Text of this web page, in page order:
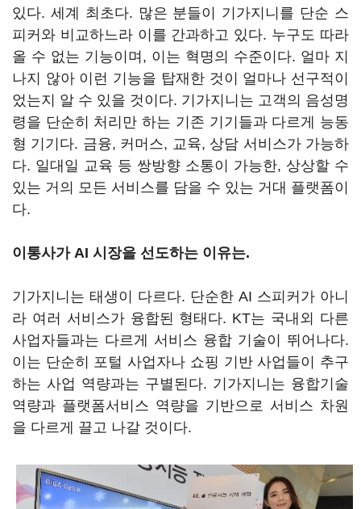
있다. 세계 최초다. 많은 분들이 기가지니를 단순 스
피커와 비교하느라 이를 간과하고 있다. 누구도 따라
올 수 없는 기능이며, 이는 혁명의 수준이다. 얼마 지
나지 않아 이런 기능을 탑재한 것이 얼마나 선구적이
었는지 알 수 있을 것이다. 기가지니는 고객의 음성명
령을 단순히 처리만 하는 기존 기기들과 다르게 능동
형 기기다. 금융, 커머스, 교육, 상담 서비스가 가능하
다. 일대일 교육 등 쌍방향 소통이 가능한, 상상할 수
있는 거의 모든 서비스를 담을 수 있는 거대 플랫폼이
다.
이통사가 AI 시장을 선도하는 이유는.
기가지니는 태생이 다르다. 단순한 AI 스피커가 아니
라 여러 서비스가 융합된 형태다. KT는 국내외 다른
사업자들과는 다르게 서비스 융합 기술이 뛰어나다.
이는 단순히 포털 사업자나 쇼핑 기반 사업들이 추구
하는 사업 역량과는 구별된다. 기가지니는 융합기술
역량과 플랫폼서비스 역량을 기반으로 서비스 차원
을 다르게 끌고 나갈 것이다.